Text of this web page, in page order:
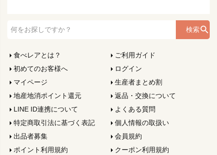
検索
食べレアとは？
ご利用ガイド
初めてのお客様へ
ログイン
マイページ
生産者まとめ割
地産地消ポイント還元
返品・交換について
LINE ID連携について
よくある質問
特定商取引法に基づく表記
個人情報の取扱い
出品者募集
会員規約
ポイント利用規約
クーポン利用規約